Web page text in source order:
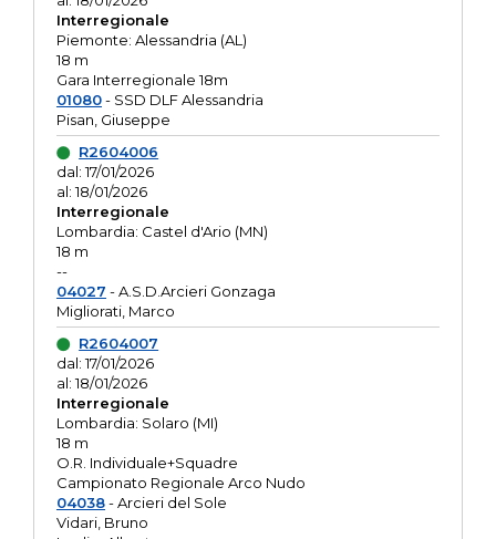
Interregionale
Piemonte: Alessandria (AL)
18 m
Gara Interregionale 18m
01080- SSD DLF Alessandria
Pisan, Giuseppe
R2604006
dal: 17/01/2026
al: 18/01/2026
Interregionale
Lombardia: Castel d'Ario (MN)
18 m
--
04027 - A.S.D.Arcieri Gonzaga
Migliorati, Marco
R2604007
dal: 17/01/2026
al: 18/01/2026
Interregionale
Lombardia: Solaro (MI)
18 m
O.R. Individuale+Squadre
Campionato Regionale Arco Nudo
04038- Arcieri del Sole
Vidari, Bruno